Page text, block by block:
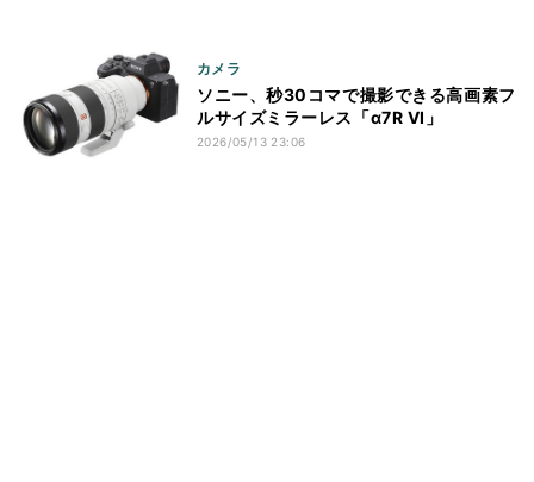
カメラ
ソニー、秒30コマで撮影できる高画素フ
ルサイズミラーレス「α7R VI」
2026/05/13 23:06